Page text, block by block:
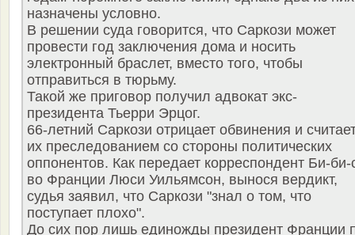
назначены условно.
В решении суда говорится, что Саркози может
провести год заключения дома и носить
электронный браслет, вместо того, чтобы
отправиться в тюрьму.
Такой же приговор получил адвокат экс-
президента Тьерри Эрцог.
66-летний Саркози отрицает обвинения и
их преследованием со стороны политических
оппонентов. Как передает корреспондент Би-би-
во Франции Люси Уильямсон, вынося вердикт,
судья заявил, что Саркози "знал о том, что
поступает плохо".
До сих пор лишь единожды президент Франции